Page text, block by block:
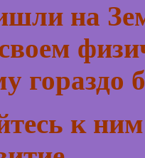
на
гораздо
к